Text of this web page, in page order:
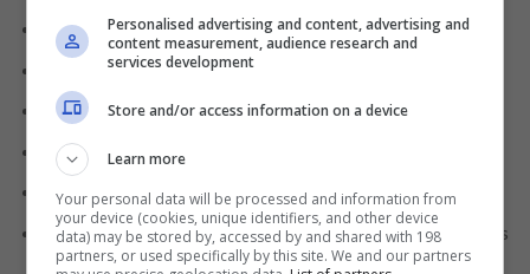
Frecuentes actividades de integración y reconocimiento.
Capacitaciones constantes.
Planilla desde el primer día de labores.
Todos los beneficios de ley correspondientes.
Beneficios y descuentos en el Grupo InterCorp.
Oportunidad de pertenecer a una de las mejores empresas
para trabajar en el Perú.
Personalised advertising and content, advertising and
content measurement, audience research and
services development
Store and/or access information on a device
Learn more
Your personal data will be processed and information from
your device (cookies, unique identifiers, and other device
data) may be stored by, accessed by and shared with 198
partners, or used specifically by this site. We and our partners